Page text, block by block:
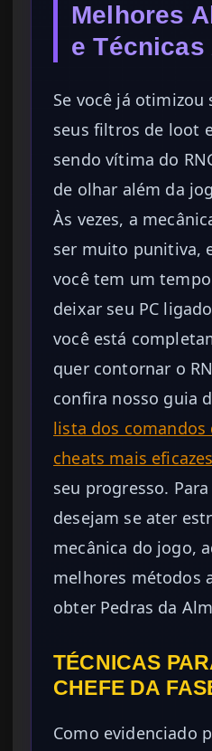
Melhores
e Técnicas
Se você já
seus filtros de loot
sendo vítima do
de olhar além da
Às vezes, a
ser muito punitiva,
você tem um
deixar seu PC
você está
quer contornar o
confira nosso guia
lista dos comandos
cheats mais eficazes
seu progresso.
desejam se ater
mecânica do jogo,
melhores métodos
obter Pedras da
TÉCNICAS
CHEFE DA
Como evidenciado